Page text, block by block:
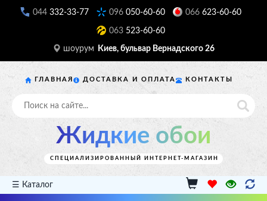
044 332-33-77 096 050-60-60 066 623-60-60
063 523-60-60
шоурум Киев, бульвар Вернадского 26
ГЛАВНАЯ ДОСТАВКА И ОПЛАТА КОНТАКТЫ
Жидкие обои
СПЕЦИАЛИЗИРОВАННЫЙ ИНТЕРНЕТ-МАГАЗИН
☰ Каталог